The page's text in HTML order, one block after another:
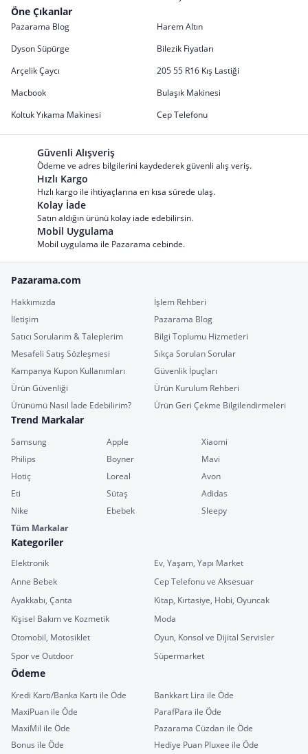
Öne Çıkanlar
Pazarama Blog
Harem Altın
Dyson Süpürge
Bilezik Fiyatları
Arçelik Çaycı
205 55 R16 Kış Lastiği
Macbook
Bulaşık Makinesi
Koltuk Yıkama Makinesi
Cep Telefonu
Güvenli Alışveriş
Ödeme ve adres bilgilerini kaydederek güvenli alış veriş.
Hızlı Kargo
Hızlı kargo ile ihtiyaçlarına en kısa sürede ulaş.
Kolay İade
Satın aldığın ürünü kolay iade edebilirsin.
Mobil Uygulama
Mobil uygulama ile Pazarama cebinde.
Pazarama.com
Hakkımızda
İşlem Rehberi
İletişim
Pazarama Blog
Satıcı Sorularım & Taleplerim
Bilgi Toplumu Hizmetleri
Mesafeli Satış Sözleşmesi
Sıkça Sorulan Sorular
Kampanya Kupon Kullanımları
Güvenlik İpuçları
Ürün Güvenliği
Ürün Kurulum Rehberi
Ürünümü Nasıl İade Edebilirim?
Ürün Geri Çekme Bilgilendirmeleri
Trend Markalar
Samsung Apple
Xiaomi
Philips
Boyner
Mavi
Hotiç
Loreal
Avon
Eti
Sütaş
Adidas
Nike
Ebebek
Sleepy
Tüm Markalar
Kategoriler
Elektronik
Ev, Yaşam, Yapı Market
Anne Bebek
Cep Telefonu ve Aksesuar
Ayakkabı, Çanta
Kitap, Kırtasiye, Hobi, Oyuncak
Kişisel Bakım ve Kozmetik
Moda
Otomobil, Motosiklet
Oyun, Konsol ve Dijital Servisler
Spor ve Outdoor
Süpermarket
Ödeme
Kredi Kartı/Banka Kartı ile Öde
Bankkart Lira ile Öde
MaxiPuan ile Öde
ParafPara ile Öde
MaxiMil ile Öde
Pazarama Cüzdan ile Öde
Bonus ile Öde
Hediye Puan Pluxee ile Öde